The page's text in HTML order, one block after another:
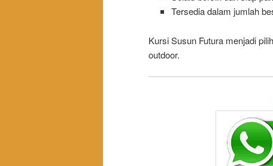
Tersedia dalam jumlah
Kursi Susun Futura menjadi
outdoor.